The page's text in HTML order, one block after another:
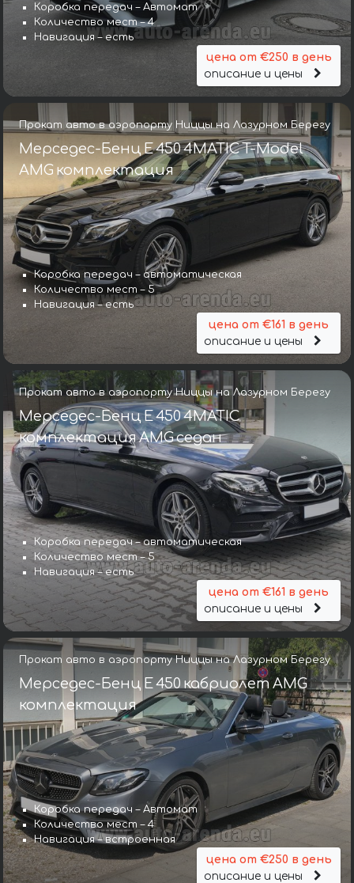
Коробка передач – Автомат
Количество мест – 4
Навигация – есть
цена от €250 в день
описание и цены
Прокат авто в аэропорту Ниццы на Лазурном Берегу
Мерседес-Бенц E 450 4MATIC T-Model
AMG комплектация
Коробка передач – автоматическая
Количество мест – 5
Навигация – есть
цена от €161 в день
описание и цены
Прокат авто в аэропорту Ниццы на Лазурном Берегу
Мерседес-Бенц E 450 4MATIC
комплектация AMG седан
Коробка передач – автоматическая
Количество мест – 5
Навигация – есть
цена от €161 в день
описание и цены
Прокат авто в аэропорту Ниццы на Лазурном Берегу
Мерседес-Бенц E 450 кабриолет AMG
комплектация
Коробка передач – Автомат
Количество мест – 4
Навигация – встроенная
цена от €250 в день
описание и цены